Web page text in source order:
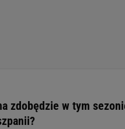
zdobędzie w tym